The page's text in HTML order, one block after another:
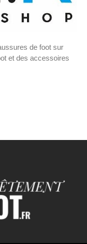
de foot sur
et des accessoires